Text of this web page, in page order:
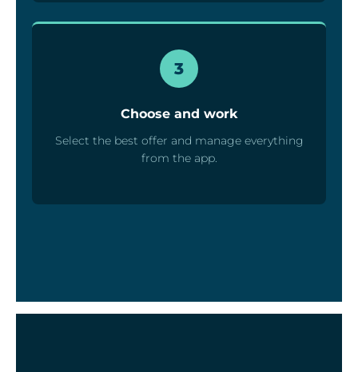
3
Choose and work
Select the best offer and manage everything
from the app.